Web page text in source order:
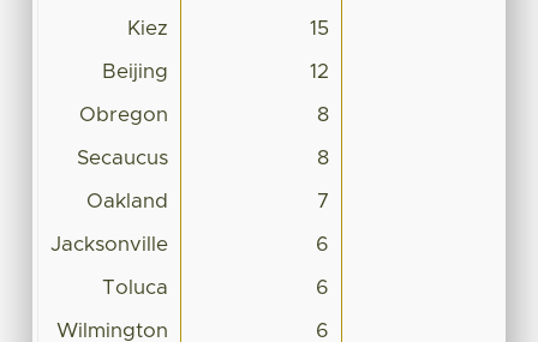
Kiez 15
Beijing 12
Obregon 8
Secaucus 8
Oakland 7
Jacksonville 6
Toluca 6
Wilmington 6